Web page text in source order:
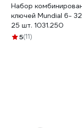
Набор
ключей Mundial 6-
25 шт. 1031.250
5(11)